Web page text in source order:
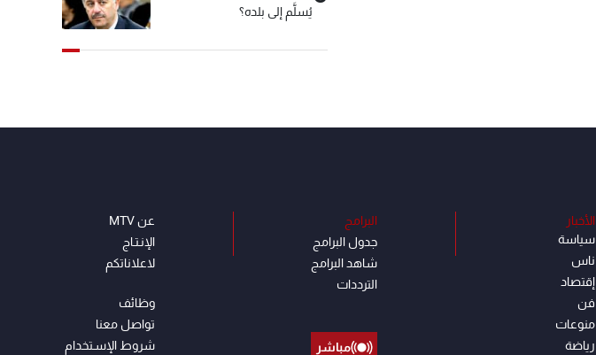
يُسلَّم إلى بلده؟
الأخبار
سياسة
ناس
إقتصاد
فن
منوعات
رياضة
البرامج
جدول البرامج
شاهد البرامج
الترددات
مباشر
عن MTV
الإنـتـاج
لاعلاناتكم
وظائف
تواصل معنا
شروط الإسـتخدام